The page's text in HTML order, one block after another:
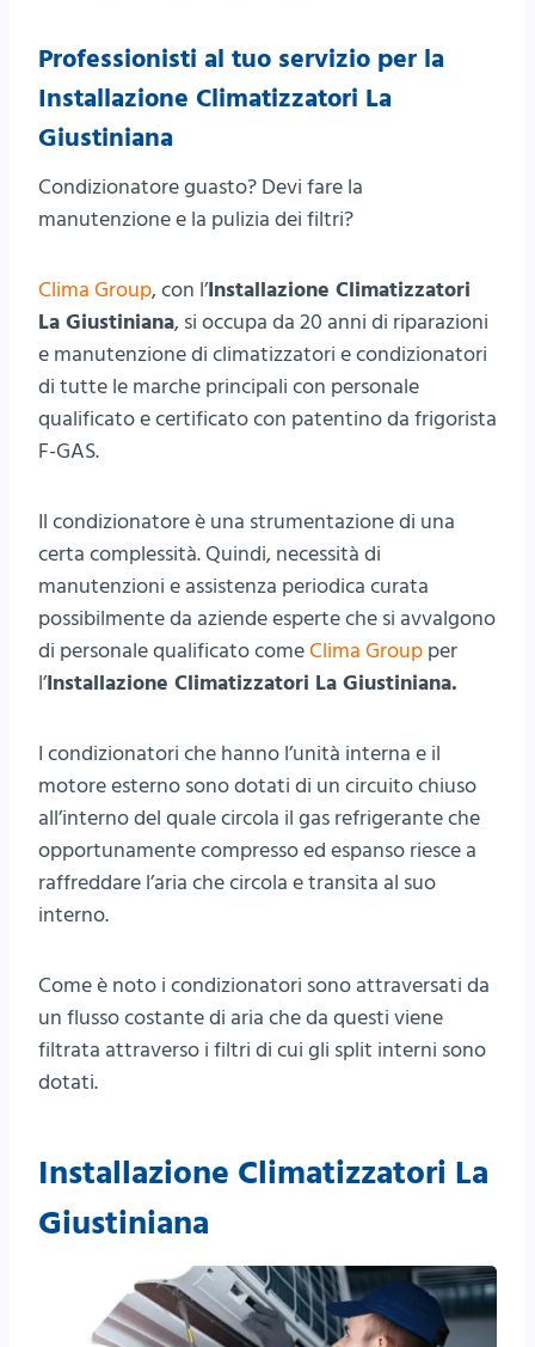
Professionisti al tuo servizio per la
Installazione Climatizzatori La
Giustiniana
Condizionatore guasto? Devi fare la
manutenzione e la pulizia dei filtri?
Clima Group, con l’Installazione Climatizzatori
La Giustiniana, si occupa da 20 anni di riparazioni
e manutenzione di climatizzatori e condizionatori
di tutte le marche principali con personale
qualificato e certificato con patentino da frigorista
F-GAS.
Il condizionatore è una strumentazione di una
certa complessità. Quindi, necessità di
manutenzioni e assistenza periodica curata
possibilmente da aziende esperte che si avvalgono
di personale qualificato comeClima Group per
l’Installazione Climatizzatori La Giustiniana.
I condizionatori che hanno l’unità interna e il
motore esterno sono dotati di un circuito chiuso
all’interno del quale circola il gas refrigerante che
opportunamente compresso ed espanso riesce a
raffreddare l’aria che circola e transita al suo
interno.
Come è noto i condizionatori sono attraversati da
un flusso costante di aria che da questi viene
filtrata attraverso i filtri di cui gli split interni sono
dotati.
Installazione Climatizzatori La
Giustiniana